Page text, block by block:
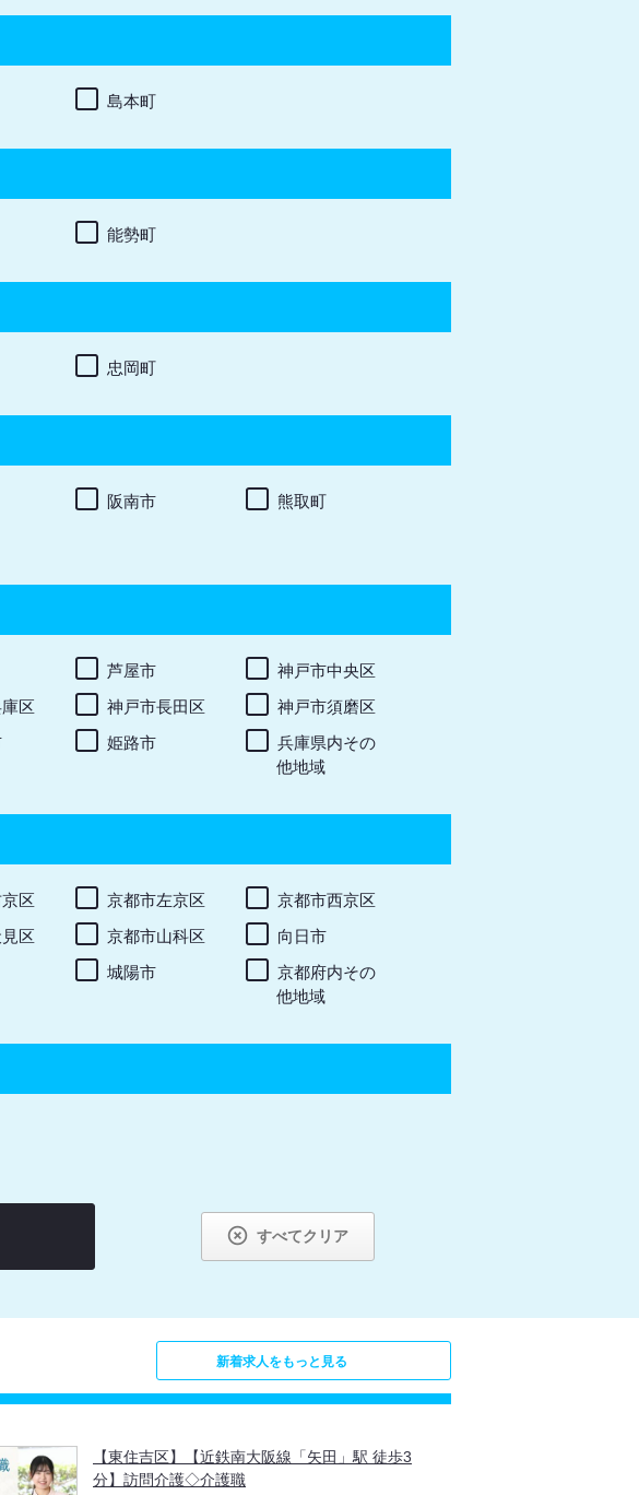
島本町
能勢町
忠岡町
阪南市
熊取町
芦屋市
神戸市中央区
区 神戸市長田区
神戸市須磨区
姫路市
兵庫県内その
他地域
区 京都市左京区
京都市西京区
区 京都市山科区
向日市
城陽市
京都府内その
他地域
 すべてクリア
新着求人をもっと見る
【東住吉区】【近鉄南大阪線「矢田」駅 徒歩3
分】訪問介護◇介護職